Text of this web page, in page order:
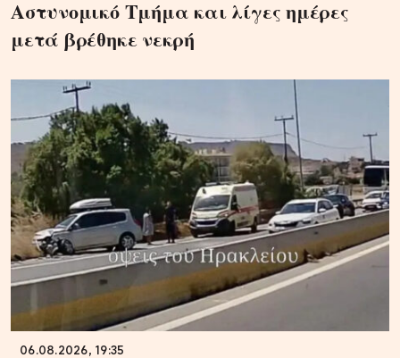
Αστυνομικό Τμήμα και λίγες ημέρες
μετά βρέθηκε νεκρή
06.08.2026, 19:35